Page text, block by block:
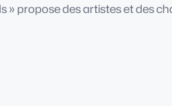
» propose des artistes et des